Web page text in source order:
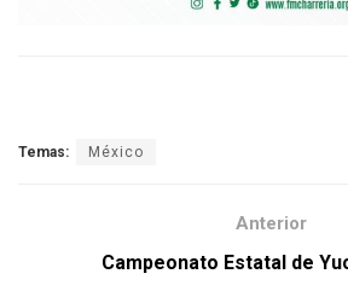
Temas: México
Anterior
Campeonato Estatal de